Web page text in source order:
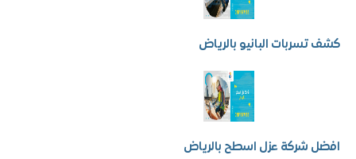
البانيو بالرياض
شركة عزل اسطح بالرياض